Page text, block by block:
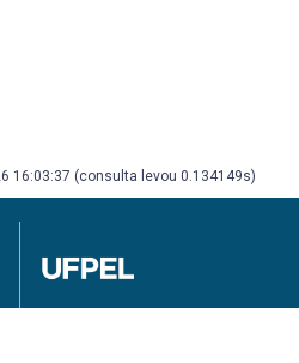
16:03:37 (consulta levou 0.134149s)